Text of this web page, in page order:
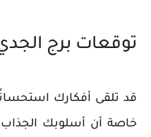
توقعات برج
قد تلقى أفكارك
خاصة أن أسلوبك